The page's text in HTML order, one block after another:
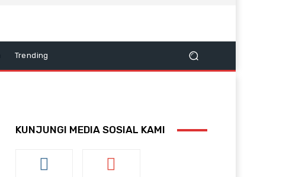
Trending
KUNJUNGI MEDIA SOSIAL KAMI